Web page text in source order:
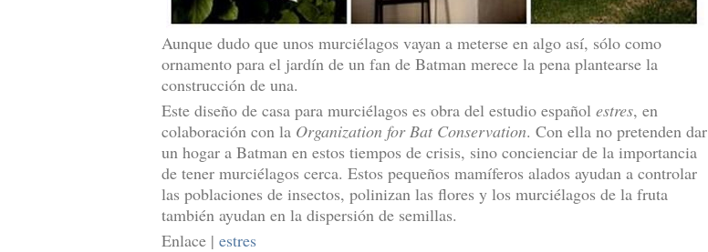
Aunque dudo que unos murciélagos vayan a meterse en algo así, sólo como
ornamento para el jardín de un fan de Batman merece la pena plantearse la
construcción de una.
Este diseño de casa para murciélagos es obra del estudio español estres, en
colaboración con la Organization for Bat Conservation. Con ella no pretenden dar
un hogar a Batman en estos tiempos de crisis, sino concienciar de la importancia
de tener murciélagos cerca. Estos pequeños mamíferos alados ayudan a controlar
las poblaciones de insectos, polinizan las flores y los murciélagos de la fruta
también ayudan en la dispersión de semillas.
Enlace | estres